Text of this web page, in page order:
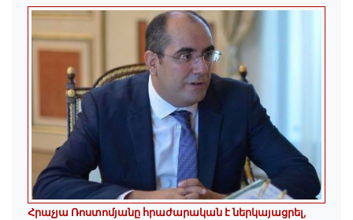
Հրաչյա Ռոստոմյանը հրաժարական է ներկայացրել,